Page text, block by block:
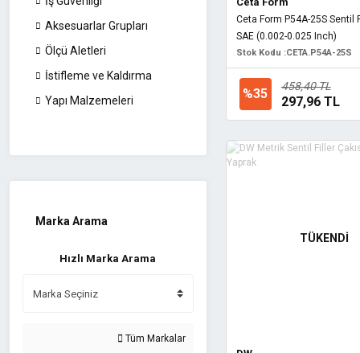
Aksesuarlar Grupları
Ölçü Aletleri
İstifleme ve Kaldırma
Yapı Malzemeleri
Marka Arama
Hızlı Marka Arama
Tüm Markalar
Ceta Form P54A-25S Sentil
SAE (0.002-0.025 Inch)
Stok Kodu :CETA.P54A-25S
%35 458,40 TL
297,96 TL
TÜKENDİ